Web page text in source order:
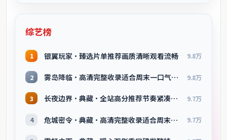
综艺榜
1 银翼玩家·臻选片单推荐画质清晰观看流畅 9.8万
2 雾岛降临·高清完整收录适合周末一口气刷完 9.8万
3 长夜边界·典藏·全站高分推荐节奏紧凑值得追看 9.7万
4 危城密令·典藏·高清完整收录适合周末一口气刷完 9.7万